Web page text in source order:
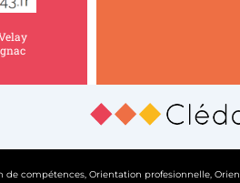
compétences, Orientation profesionnelle,